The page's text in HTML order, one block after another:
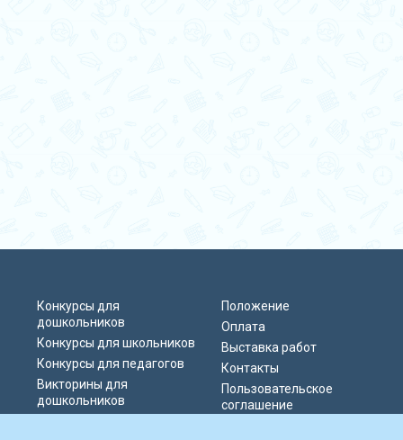
Конкурсы для
дошкольников
Конкурсы для школьников
Конкурсы для педагогов
Викторины для
дошкольников
Положение
Оплата
Выставка работ
Контакты
Пользовательское
соглашение